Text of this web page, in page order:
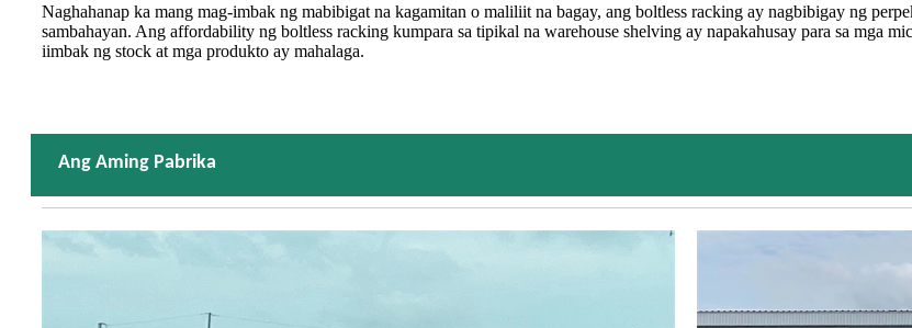
Naghahanap ka mang mag-imbak ng mabibigat na kagamitan o maliliit na bagay, ang boltless racking ay nagbibigay ng
sambahayan. Ang affordability ng boltless racking kumpara sa tipikal na warehouse shelving ay napakahusay para sa mga
iimbak ng stock at mga produkto ay mahalaga.
Ang Aming Pabrika